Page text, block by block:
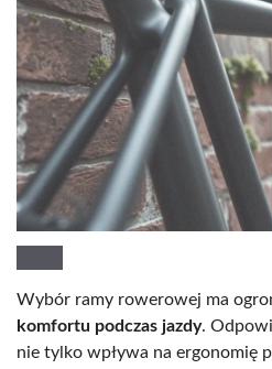
Wybór ramy rowerowej ma
komfortu podczas jazdy.
nie tylko wpływa na ergonomię